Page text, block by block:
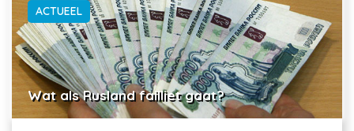
ACTUEEL
Wat als Rusland failliet gaat?